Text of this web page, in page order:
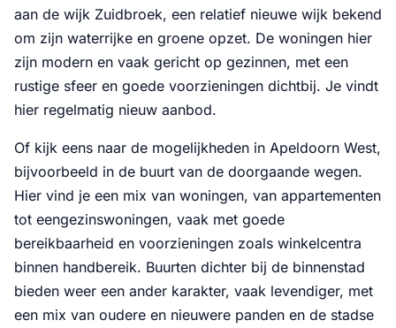
aan de wijk Zuidbroek, een relatief nieuwe wijk bekend
om zijn waterrijke en groene opzet. De woningen hier
zijn modern en vaak gericht op gezinnen, met een
rustige sfeer en goede voorzieningen dichtbij. Je vindt
hier regelmatig nieuw aanbod.
Of kijk eens naar de mogelijkheden in Apeldoorn West,
bijvoorbeeld in de buurt van de doorgaande wegen.
Hier vind je een mix van woningen, van appartementen
tot eengezinswoningen, vaak met goede
bereikbaarheid en voorzieningen zoals winkelcentra
binnen handbereik. Buurten dichter bij de binnenstad
bieden weer een ander karakter, vaak levendiger, met
een mix van oudere en nieuwere panden en de stadse